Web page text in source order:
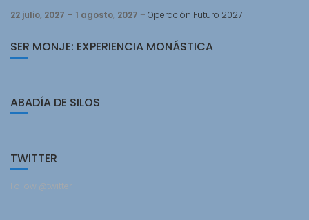
22 julio, 2027 – 1 agosto, 2027 – Operación Futuro 2027
SER MONJE: EXPERIENCIA MONÁSTICA
ABADÍA DE SILOS
TWITTER
Follow @twitter